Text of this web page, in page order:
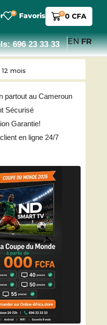
0 Favoris 0 0 CFA
696 23 33 33 EN FR
mois
partout au Cameroun
Sécurisé
Garantie!
en ligne 24/7